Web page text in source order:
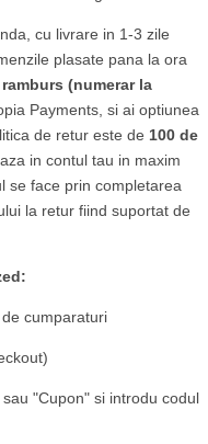
cu livrare in 1-3 zile
plasate pana la ora
ramburs (numerar la
Payments, si ai optiunea
de retur este de 100 de
in contul tau in maxim
se face prin completarea
la retur fiind suportat de
cumparaturi
"Cupon" si introdu codul